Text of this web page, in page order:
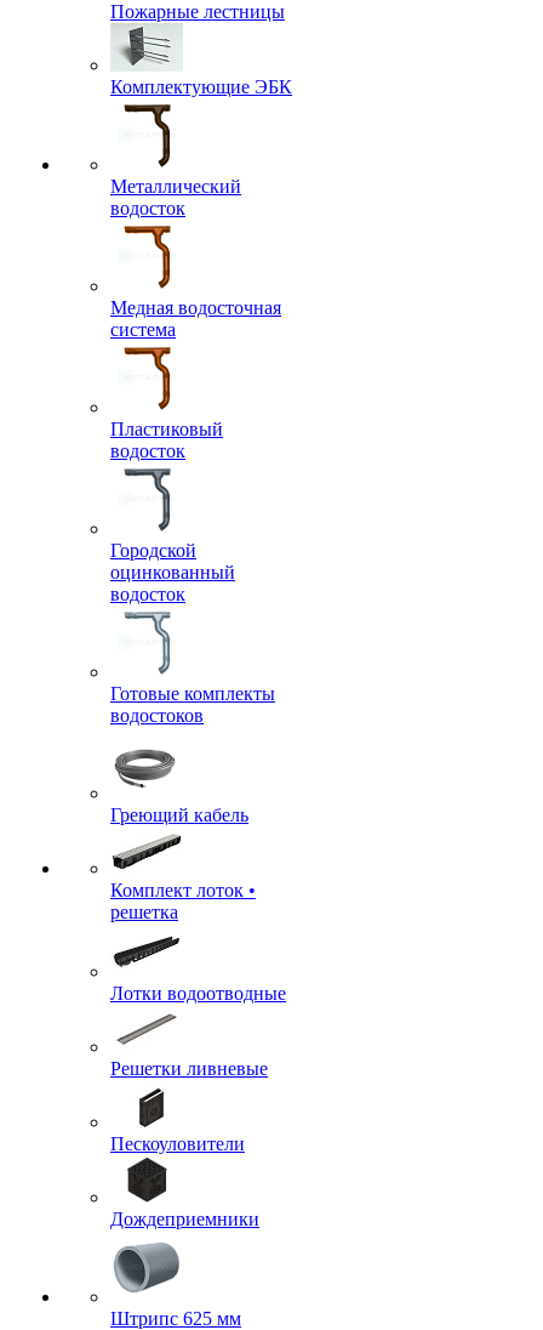
Пожарные лестницы
Комплектующие ЭБК
Металлический
водосток
Медная водосточная
система
Пластиковый
водосток
Городской
оцинкованный
водосток
Готовые комплекты
водостоков
Греющий кабель
Комплект лоток •
решетка
Лотки водоотводные
Решетки ливневые
Пескоуловители
Дождеприемники
Штрипс 625 мм